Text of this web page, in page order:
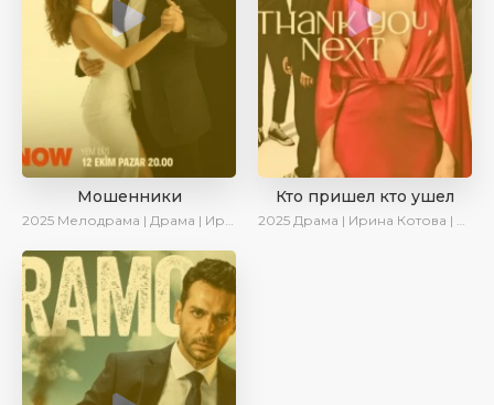
Мошенники
2025 Мелодрама | Драма | Ирина Котова | AlisaDirilis | Новинки | Сериалы 2025
Кто пришел кто ушел
2025 Драма | Ирина Котова | Новинки | Сериалы 2025